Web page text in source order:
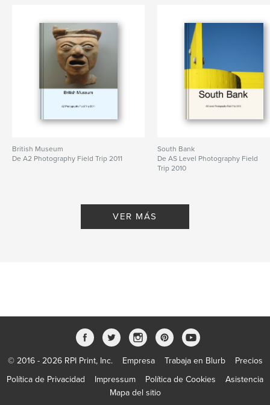
British Museum
De A2 Photography Field Trip 2011
South Bank
De AS Level Photography Field
Trip 2010
VER MÁS
© 2016 - 2026 RPI Print, Inc. Empresa Trabaja en Blurb
Precios
Política de Privacidad
Impressum Política de Cookies
Asistencia
Mapa del sitio